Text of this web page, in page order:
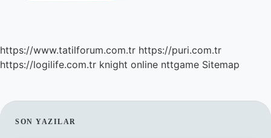
https://www.tatilforum.com.tr https://puri.com.tr
https://logilife.com.tr knight online nttgame Sitemap
SIDEBAR
SON YAZILAR